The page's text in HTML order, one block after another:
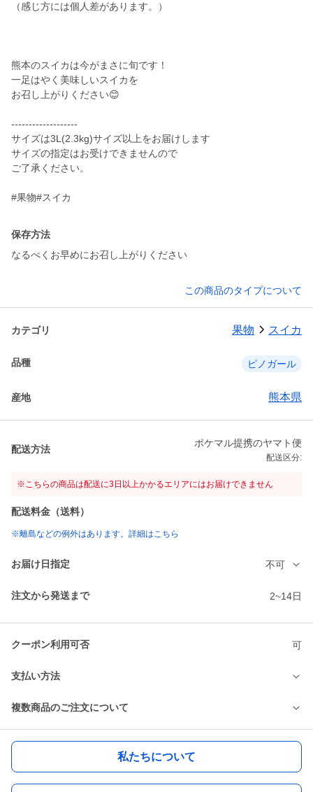
（感じ方には個人差があります。）
熊本のスイカは今がまさに旬です！
一足はやく美味しいスイカを
お召し上がりください😊
-------------------
サイズは3L(2.3kg)サイズ以上をお届けします
サイズの指定はお受けできませんので
ご了承ください。
#果物#スイカ
保存方法
なるべくお早めにお召し上がりください
この商品のタイプについて
カテゴリ 果物 スイカ
品種 ピノガール
産地 熊本県
配送方法
ポケマル提携のヤマト便
配送区分:
※こちらの商品は配送に3日以上かかるエリアにはお届けできません
配送料金（送料）
※離島などの例外はあります。詳細はこちら
お届け日指定 不可
注文から発送まで 2~14日
クーポン利用可否 可
支払い方法
複数商品のご注文について
私たちについて